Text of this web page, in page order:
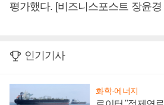
평가했다. [비즈니스포스트 장윤경
인기기사
화학·에너지